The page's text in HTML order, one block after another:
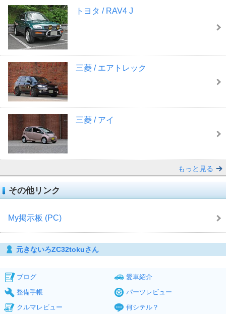
トヨタ / RAV4 J
三菱 / エアトレック
三菱 / アイ
もっと見る
その他リンク
My掲示板 (PC)
元きないろZC32tokuさん
ブログ
愛車紹介
整備手帳
パーツレビュー
クルマレビュー
何シテル？